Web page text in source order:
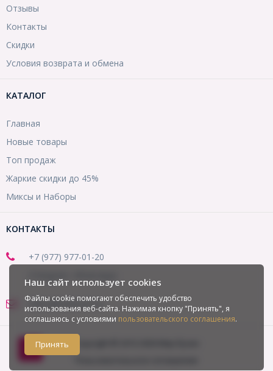
Отзывы
Контакты
Скидки
Условия возврата и обмена
КАТАЛОГ
Главная
Новые товары
Топ продаж
Жаркие скидки до 45%
Миксы и Наборы
КОНТАКТЫ
+7 (977) 977-01-20
office@mirbusin.ru
Наш сайт использует cookies
Файлы cookie помогают обеспечить удобство
использования веб-сайта. Нажимая кнопку "Принять", я
соглашаюсь с условиями пользовательского соглашения.
Принять